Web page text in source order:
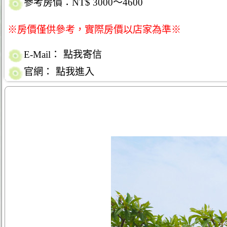
參考房價：NT$ 3000～4600
※房價僅供參考，實際房價以店家為準※
E-Mail：
點我寄信
官網：
點我進入